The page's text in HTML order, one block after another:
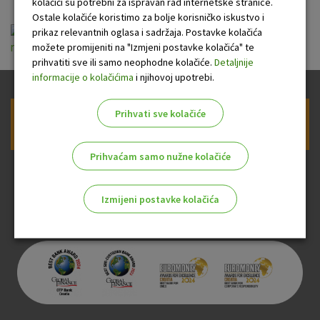
Opći uvjeti pružanja usluga platnog prometa za
nepotrošače_01.02.2024.pdf
Prijava na newsletter OTP banke
Ostale kolačiće koristimo za bolje korisničko iskustvo i
prikaz relevantnih oglasa i sadržaja. Postavke kolačića
možete promijeniti na "Izmjeni postavke kolačića" te
prihvatiti sve ili samo neophodne kolačiće. Detaljnije
informacije o kolačićima i njihovoj upotrebi.
Prihvati sve kolačiće
Prihvaćam samo nužne kolačiće
Izmijeni postavke kolačića